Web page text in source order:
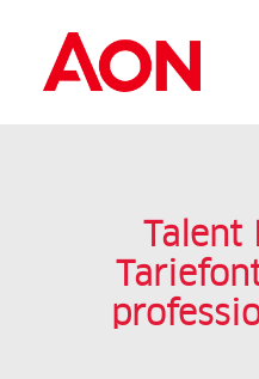
Talent